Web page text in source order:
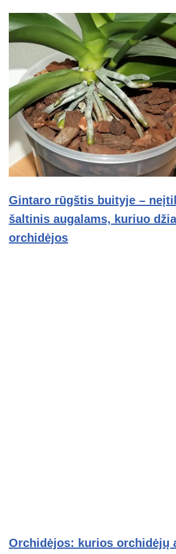
Gintaro rūgštis buityje –
šaltinis augalams, kuriuo
orchidėjos
Orchidėjos: kurios orchidėjų